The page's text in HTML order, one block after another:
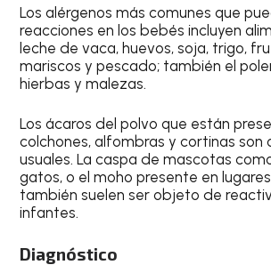
Los alérgenos más comunes que
reacciones en los bebés incluyen
leche de vaca, huevos, soja, trigo,
mariscos y pescado; también el
hierbas y malezas.
Los ácaros del polvo que están
colchones, alfombras y cortinas son
usuales. La caspa de mascotas
gatos, o el moho presente en
también suelen ser objeto de
infantes.
Diagnóstico